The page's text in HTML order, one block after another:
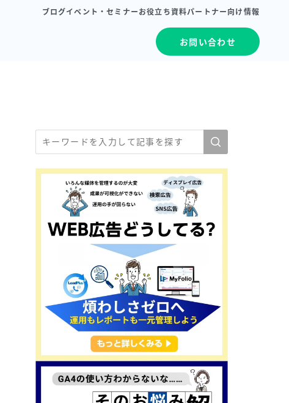
ブログイベント・セミナーお役立ち資料パートナー向け情報
お問い合わせ